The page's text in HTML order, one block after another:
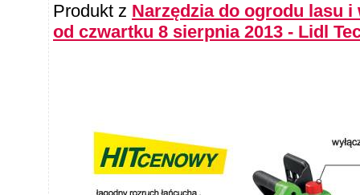
Produkt z Narzędzia do ogrodu lasu
od czwartku 8 sierpnia 2013 - Lidl